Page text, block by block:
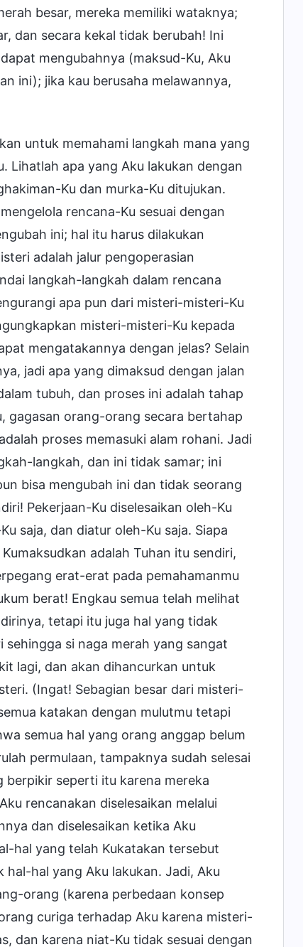
besar, mereka memiliki wataknya;
dan secara kekal tidak berubah! Ini
mengubahnya (maksud-Ku, Aku
ini); jika kau berusaha melawannya,
untuk memahami langkah mana yang
Lihatlah apa yang Aku lakukan dengan
Ku dan murka-Ku ditujukan.
rencana-Ku sesuai dengan
ini; hal itu harus dilakukan
adalah jalur pengoperasian
langkah-langkah dalam rencana
apa pun dari misteri-misteri-Ku
misteri-misteri-Ku kepada
mengatakannya dengan jelas? Selain
jadi apa yang dimaksud dengan jalan
tubuh, dan proses ini adalah tahap
gagasan orang-orang secara bertahap
proses memasuki alam rohani. Jadi
langkah, dan ini tidak samar; ini
bisa mengubah ini dan tidak seorang
Pekerjaan-Ku diselesaikan oleh-Ku
saja, dan diatur oleh-Ku saja. Siapa
adalah Tuhan itu sendiri,
erat-erat pada pemahamanmu
berat! Engkau semua telah melihat
tetapi itu juga hal yang tidak
si naga merah yang sangat
lagi, dan akan dihancurkan untuk
(Ingat! Sebagian besar dari misteri-
katakan dengan mulutmu tetapi
semua hal yang orang anggap belum
permulaan, tampaknya sudah selesai
berpikir seperti itu karena mereka
rencanakan diselesaikan melalui
dan diselesaikan ketika Aku
hal yang telah Kukatakan tersebut
hal yang Aku lakukan. Jadi, Aku
orang (karena perbedaan konsep
curiga terhadap Aku karena misteri-
dan karena niat-Ku tidak sesuai dengan